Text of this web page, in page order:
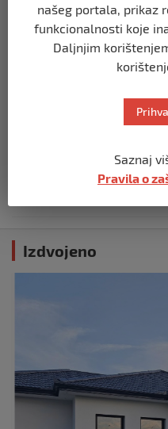
USK
PLATE U
GRANICA
JAVNOG
MJEŠTANA I
Izdvojeno
našeg portala, prikaz
funkcionalnosti koje
Daljnjim
Saznaj
Pravila o